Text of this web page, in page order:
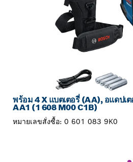
พร้อม 4 X แบตเตอรี่ (AA), อแดปเ
AA1 (1 608 M00 C1B)
หมายเลขสั่งซื้อ: 0 601 083 9K0